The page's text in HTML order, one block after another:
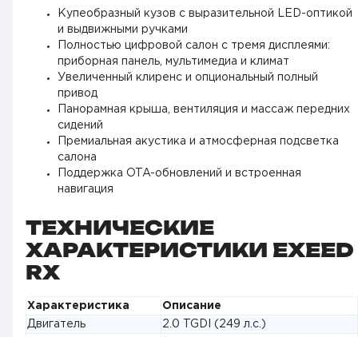
Купеобразный кузов с выразительной LED-оптикой
и выдвижными ручками
Полностью цифровой салон с тремя дисплеями:
приборная панель, мультимедиа и климат
Увеличенный клиренс и опциональный полный
привод
Панорамная крыша, вентиляция и массаж передних
сидений
Премиальная акустика и атмосферная подсветка
салона
Поддержка OTA-обновлений и встроенная
навигация
ТЕХНИЧЕСКИЕ
ХАРАКТЕРИСТИКИ EXEED
RX
Характеристика
Описание
Двигатель
2.0 TGDI (249 л.с.)